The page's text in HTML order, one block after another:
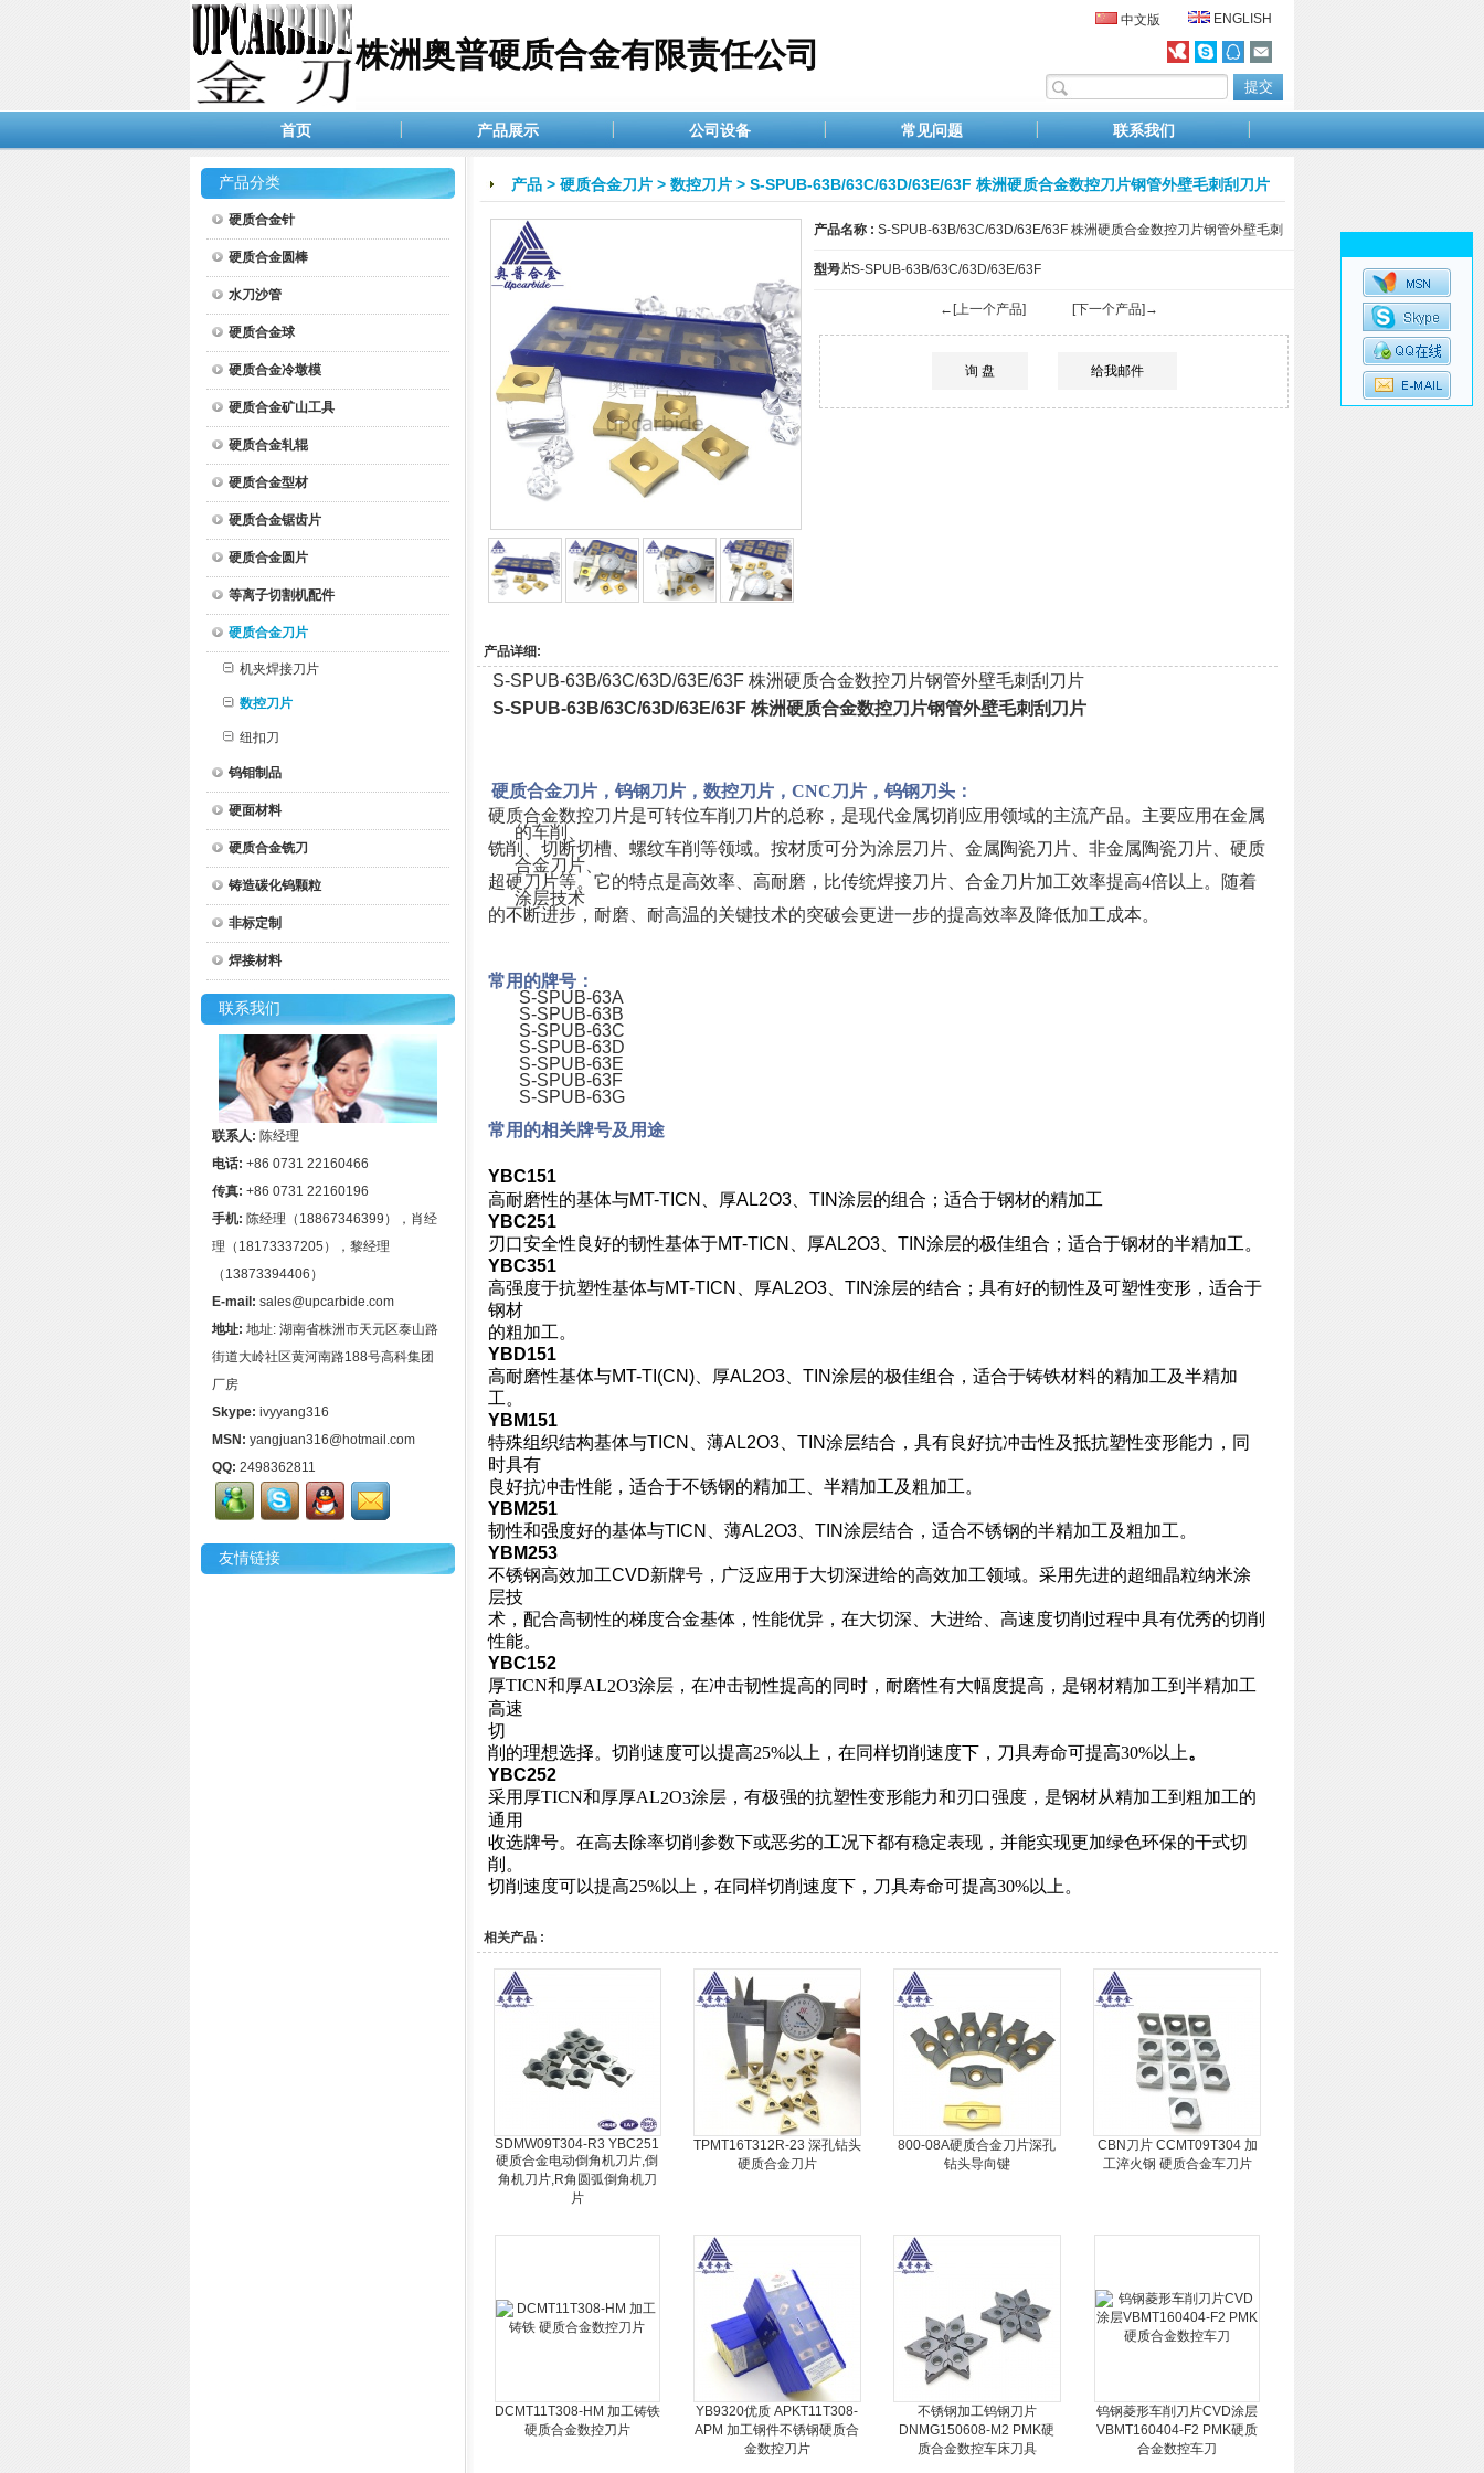
株洲奥普硬质合金有限责任公司
中文版 ENGLISH
首页 产品展示 公司设备 常见问题 联系我们
产品分类
硬质合金针
硬质合金圆棒
水刀沙管
硬质合金球
硬质合金冷墩模
硬质合金矿山工具
硬质合金轧辊
硬质合金型材
硬质合金锯齿片
硬质合金圆片
等离子切割机配件
硬质合金刀片
机夹焊接刀片
数控刀片
纽扣刀
钨钼制品
硬面材料
硬质合金铣刀
铸造碳化钨颗粒
非标定制
焊接材料
联系我们
联系人: 陈经理
电话: +86 0731 22160466
传真: +86 0731 22160196
手机: 陈经理（18867346399），肖经
理（18173337205），黎经理
（13873394406）
E-mail: sales@upcarbide.com
地址: 地址: 湖南省株洲市天元区泰山路
街道大岭社区黄河南路188号高科集团
厂房
Skype: ivyyang316
MSN: yangjuan316@hotmail.com
QQ: 2498362811
友情链接
产品 > 硬质合金刀片 > 数控刀片 > S-SPUB-63B/63C/63D/63E/63F 株洲硬质合金数控刀片钢管外壁毛刺刮刀片
产品名称 : S-SPUB-63B/63C/63D/63E/63F 株洲硬质合金数控刀片钢管外壁毛刺
刮刀片
型号 :S-SPUB-63B/63C/63D/63E/63F
←[上一个产品] [下一个产品]→
询 盘 给我邮件
产品详细:
S-SPUB-63B/63C/63D/63E/63F 株洲硬质合金数控刀片钢管外壁毛刺刮刀片
S-SPUB-63B/63C/63D/63E/63F 株洲硬质合金数控刀片钢管外壁毛刺刮刀片
硬质合金刀片，钨钢刀片，数控刀片，CNC刀片，钨钢刀头：
硬质合金数控刀片是可转位车削刀片的总称，是现代金属切削应用领域的主流产品。主要应用在金属
的车削、
铣削、切断切槽、螺纹车削等领域。按材质可分为涂层刀片、金属陶瓷刀片、非金属陶瓷刀片、硬质
合金刀片、
超硬刀片等。它的特点是高效率、高耐磨，比传统焊接刀片、合金刀片加工效率提高4倍以上。随着
涂层技术
的不断进步，耐磨、耐高温的关键技术的突破会更进一步的提高效率及降低加工成本。
常用的牌号：
S-SPUB-63A
S-SPUB-63B
S-SPUB-63C
S-SPUB-63D
S-SPUB-63E
S-SPUB-63F
S-SPUB-63G
常用的相关牌号及用途
YBC151
高耐磨性的基体与MT-TICN、厚AL2O3、 TIN涂层的组合；适合于钢材的精加工
YBC251
刃口安全性良好的韧性基体于MT-TICN、厚AL2O3 、TIN涂层的极佳组合；适合于钢材的半精加工。
YBC351
高强度于抗塑性基体与MT-TICN、厚AL2O3 、TIN涂层的结合；具有好的韧性及可塑性变形，适合于
钢材
的粗加工。
YBD151
高耐磨性基体与MT-TI(CN)、厚AL2O3 、TIN涂层的极佳组合，适合于铸铁材料的精加工及半精加
工。
YBM151
特殊组织结构基体与TICN、薄AL2O3 、TIN涂层结合，具有良好抗冲击性及抵抗塑性变形能力，同
时具有
良好抗冲击性能，适合于不锈钢的精加工、半精加工及粗加工。
YBM251
韧性和强度好的基体与TICN、薄AL2O3 、TIN涂层结合，适合不锈钢的半精加工及粗加工。
YBM253
不锈钢高效加工CVD新牌号，广泛应用于大切深进给的高效加工领域。采用先进的超细晶粒纳米涂
层技
术，配合高韧性的梯度合金基体，性能优异，在大切深、大进给、高速度切削过程中具有优秀的切削
性能。
YBC152
厚TICN和厚AL2O3涂层，在冲击韧性提高的同时，耐磨性有大幅度提高，是钢材精加工到半精加工
高速
切
削的理想选择。 切削速度可以提高25%以上，在同样切削速度下，刀具寿命可提高30%以上。
YBC252
采用厚TICN和厚厚AL2O3涂层，有极强的抗塑性变形能力和刃口强度，是钢材从精加工到粗加工的
通用
收选牌号。在高去除率切削参数下或恶劣的工况下都有稳定表现，并能实现更加绿色环保的干式切
削。
切削速度可以提高25%以上，在同样切削速度下，刀具寿命可提高30%以上。
相关产品 :
SDMW09T304-R3 YBC251
硬质合金电动倒角机刀片,倒
角机刀片,R角圆弧倒角机刀
片
TPMT16T312R-23 深孔钻头
硬质合金刀片
800-08A硬质合金刀片深孔
钻头导向键
CBN刀片 CCMT09T304 加
工淬火钢 硬质合金车刀片
DCMT11T308-HM 加工铸铁
硬质合金数控刀片
YB9320优质 APKT11T308-
APM 加工钢件不锈钢硬质合
金数控刀片
不锈钢加工钨钢刀片
DNMG150608-M2 PMK硬
质合金数控车床刀具
钨钢菱形车削刀片CVD涂层
VBMT160404-F2 PMK硬质
合金数控车刀